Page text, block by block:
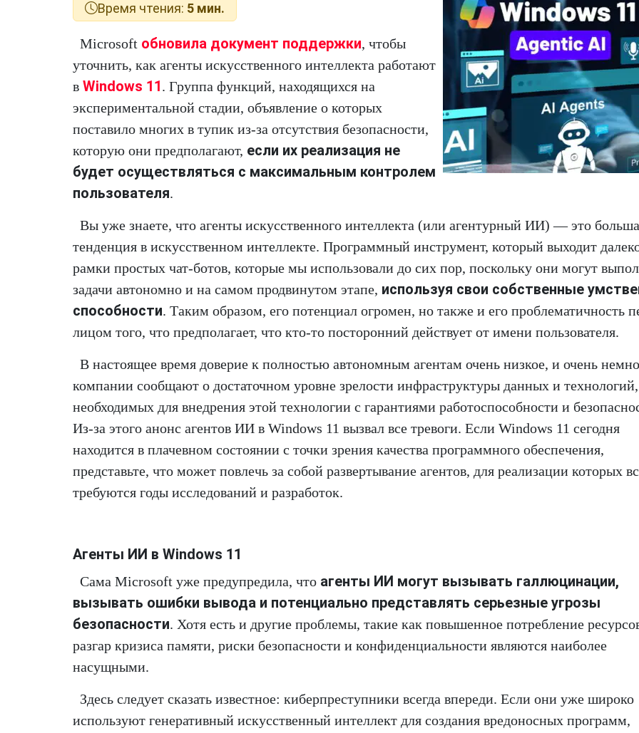
Время чтения: 5 мин.
Microsoft обновила документ поддержки, чтобы
уточнить, как агенты искусственного интеллекта работают
в Windows 11. Группа функций, находящихся на
экспериментальной стадии, объявление о которых
поставило многих в тупик из-за отсутствия безопасности,
которую они предполагают, если их реализация не
будет осуществляться с максимальным контролем
пользователя.
Вы уже знаете, что агенты искусственного интеллекта (или агентурный ИИ) — это
тенденция в искусственном интеллекте. Программный инструмент, который выходит
рамки простых чат-ботов, которые мы использовали до сих пор, поскольку они могут
задачи автономно и на самом продвинутом этапе, используя свои собственные
способности. Таким образом, его потенциал огромен, но также и его проблематичность
лицом того, что предполагает, что кто-то посторонний действует от имени пользователя.
В настоящее время доверие к полностью автономным агентам очень низкое, и очень
компании сообщают о достаточном уровне зрелости инфраструктуры данных и технологий,
необходимых для внедрения этой технологии с гарантиями работоспособности и
Из-за этого анонс агентов ИИ в Windows 11 вызвал все тревоги. Если Windows 11 сегодня
находится в плачевном состоянии с точки зрения качества программного обеспечения,
представьте, что может повлечь за собой развертывание агентов, для реализации которых
требуются годы исследований и разработок.
Агенты ИИ в Windows 11
Сама Microsoft уже предупредила, что агенты ИИ могут вызывать галлюцинации,
вызывать ошибки вывода и потенциально представлять серьезные угрозы
безопасности. Хотя есть и другие проблемы, такие как повышенное потребление
разгар кризиса памяти, риски безопасности и конфиденциальности являются наиболее
насущными.
Здесь следует сказать известное: киберпреступники всегда впереди. Если они уже широко
используют генеративный искусственный интеллект для создания вредоносных программ,